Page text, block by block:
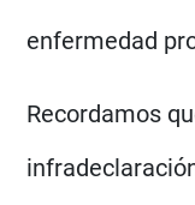
enfermedad
Recordamos